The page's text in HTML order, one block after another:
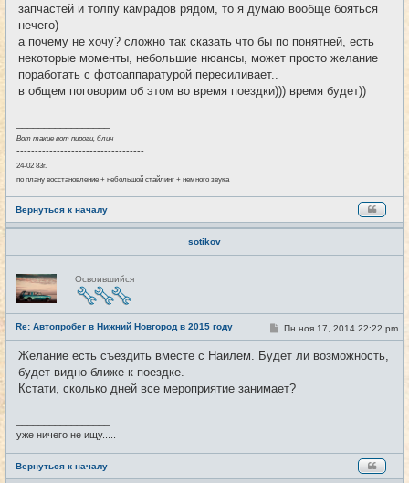
запчастей и толпу камрадов рядом, то я думаю вообще бояться
нечего)
а почему не хочу? сложно так сказать что бы по понятней, есть
некоторые моменты, небольшие нюансы, может просто желание
поработать с фотоаппаратурой пересиливает..
в общем поговорим об этом во время поездки))) время будет))
Вот такие вот пироги, блин
-----------------------------------
24-02 83г.
по плану восстановление + небольшой стайлинг + немного звука
Вернуться к началу
sotikov
Н
е
в
с
е
т
и
Освоившийся
Re: Автопробег в Нижний Новгород в 2015 году #15
С
о
б
н
Пн ноя 17, 2014 22:22 pm
Желание есть съездить вместе с Наилем. Будет ли возможность,
будет видно ближе к поездке.
Кстати, сколько дней все мероприятие занимает?
уже ничего не ищу.....
Вернуться к началу